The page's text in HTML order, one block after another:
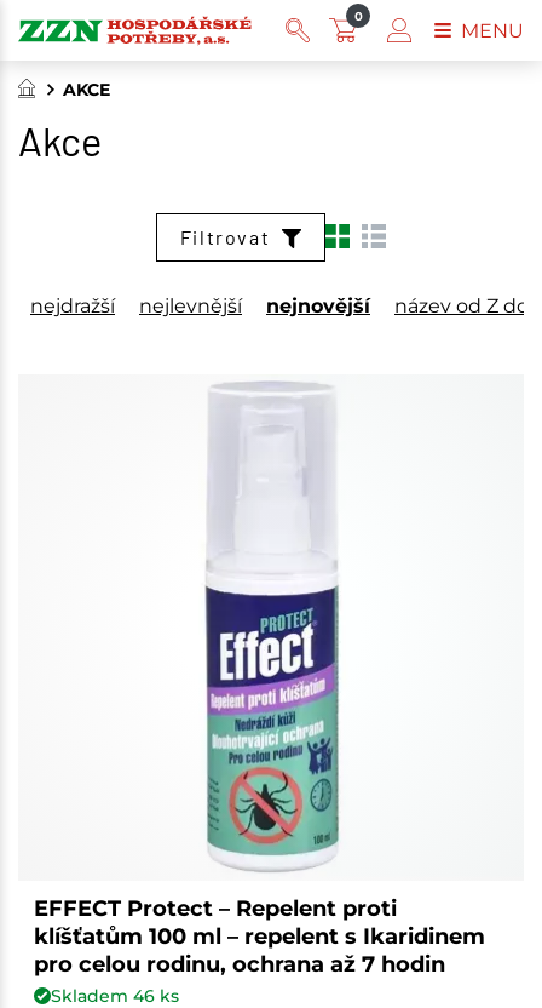
AKCE
Akce
Filtrovat
nejdražší nejlevnější nejnovější název od Z do
EFFECT Protect – Repelent proti
klíšťatům 100 ml – repelent s Ikaridinem
pro celou rodinu, ochrana až 7 hodin
Skladem 46ks
0
MENU